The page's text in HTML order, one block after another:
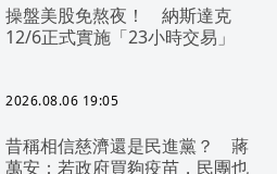
操盤美股免熬夜！ 納斯達克
12/6正式實施「23小時交易」
2026.08.06 19:05
昔稱相信慈濟還是民進黨？ 蔣
萬安：若政府買夠疫苗，民團也